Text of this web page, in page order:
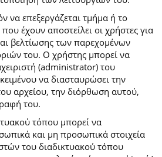
να επεξεργάζεται τμήμα ή το
έχουν αποστείλει οι χρήστες για
βελτίωσης των παρεχομένων
του. Ο χρήστης μπορεί να
(administrator) του
να διασταυρώσει την
αρχείου, την διόρθωση αυτού,
του.
τόπου μπορεί να
και μη προσωπικά στοιχεία
του διαδικτυακού τόπου